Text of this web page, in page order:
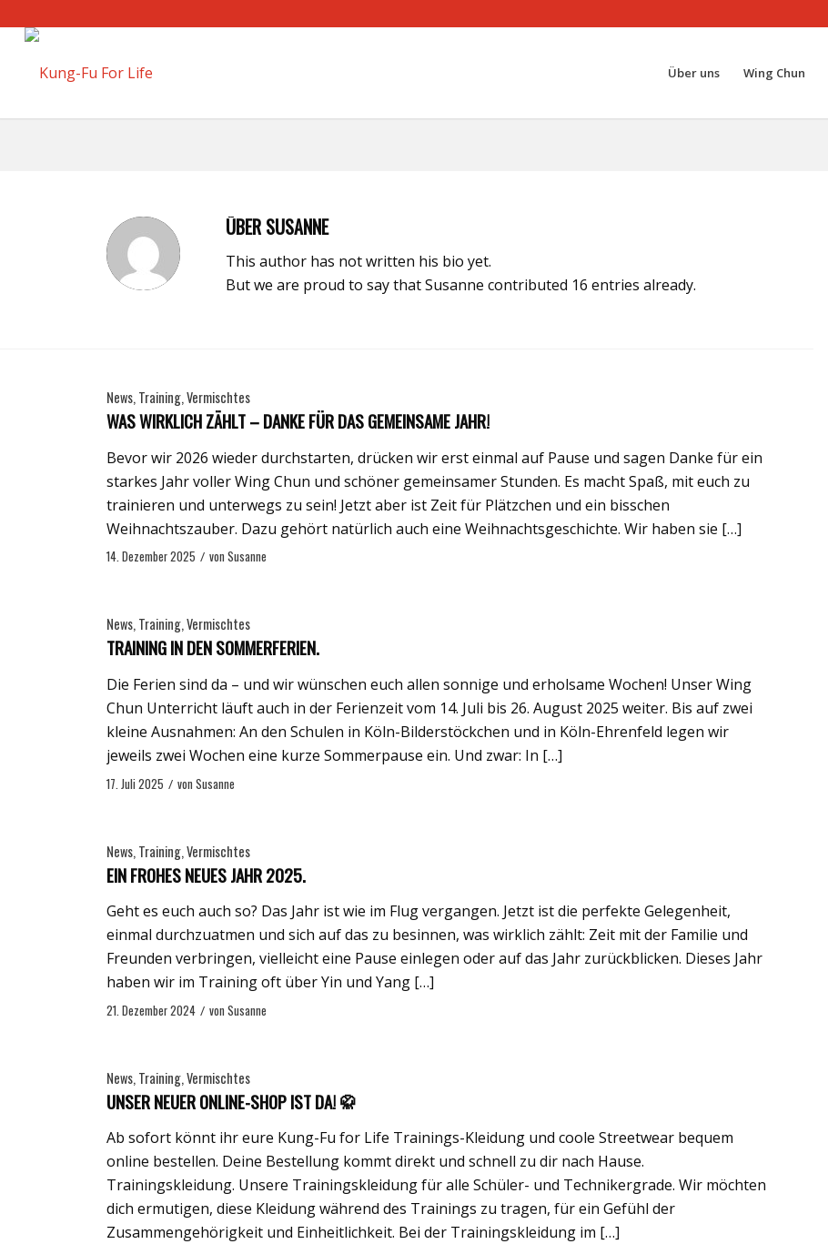
Über uns Wing Chun
ÜBERSUSANNE
This author has not written his bio yet.
But we are proud to say thatSusanne contributed 16 entries already.
News, Training,Vermischtes
WAS WIRKLICH ZÄHLT – DANKE FÜR DAS GEMEINSAME JAHR!
Bevor wir 2026 wieder durchstarten, drücken wir erst einmal auf Pause und sagen Danke für ein
starkes Jahr voller Wing Chun und schöner gemeinsamer Stunden. Es macht Spaß, mit euch zu
trainieren und unterwegs zu sein! Jetzt aber ist Zeit für Plätzchen und ein bisschen
Weihnachtszauber. Dazu gehört natürlich auch eine Weihnachtsgeschichte. Wir haben sie […]
14. Dezember 2025 / vonSusanne
News,Training,Vermischtes
TRAINING IN DEN SOMMERFERIEN.
Die Ferien sind da – und wir wünschen euch allen sonnige und erholsame Wochen! Unser Wing
Chun Unterricht läuft auch in der Ferienzeit vom 14. Juli bis 26. August 2025 weiter. Bis auf zwei
kleine Ausnahmen: An den Schulen in Köln-Bilderstöckchen und in Köln-Ehrenfeld legen wir
jeweils zwei Wochen eine kurze Sommerpause ein. Und zwar: In […]
17. Juli 2025 / vonSusanne
News, Training,Vermischtes
EIN FROHES NEUES JAHR 2025.
Geht es euch auch so? Das Jahr ist wie im Flug vergangen. Jetzt ist die perfekte Gelegenheit,
einmal durchzuatmen und sich auf das zu besinnen, was wirklich zählt: Zeit mit der Familie und
Freunden verbringen, vielleicht eine Pause einlegen oder auf das Jahr zurückblicken. Dieses Jahr
haben wir im Training oft über Yin und Yang […]
21. Dezember 2024 / vonSusanne
News, Training,Vermischtes
UNSER NEUER ONLINE-SHOP IST DA! 🥋
Ab sofort könnt ihr eure Kung-Fu for Life Trainings-Kleidung und coole Streetwear bequem
online bestellen. Deine Bestellung kommt direkt und schnell zu dir nach Hause.
Trainingskleidung. Unsere Trainingskleidung für alle Schüler- und Technikergrade. Wir möchten
dich ermutigen, diese Kleidung während des Trainings zu tragen, für ein Gefühl der
Zusammengehörigkeit und Einheitlichkeit. Bei der Trainingskleidung im […]